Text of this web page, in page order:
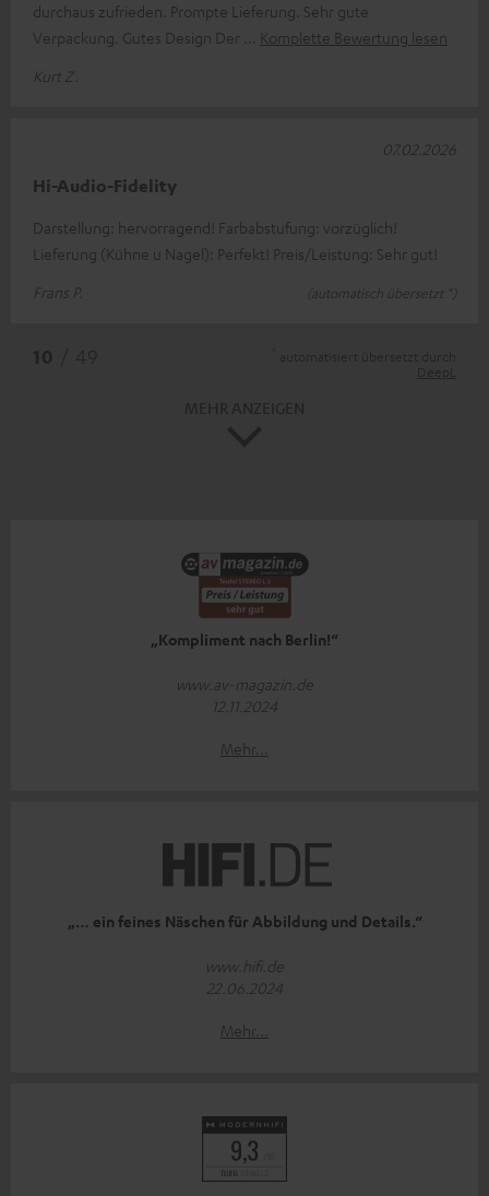
durchaus zufrieden. Prompte Lieferung. Sehr gute
Verpackung. Gutes Design Der
Komplette Bewertung lesen
Kurt Z.
Hi-Audio-Fidelity
Darstellung: hervorragend! Farbabstufung: vorzüglich!
Lieferung (Kühne u Nagel): Perfekt! Preis/Leistung: Sehr gut!
Frans P.
(automatisch übersetzt *)
07.02.2026
„Kompliment nach Berlin!“
www.av-magazin.de
12.11.2024
Mehr...
„… ein feines Näschen für Abbildung und Details.“
www.hifi.de
22.06.2024
Mehr...